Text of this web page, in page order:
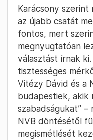
Karácsony szerint
az újabb csatát
fontos, mert
megnyugtatóan
választást írnak
tisztességes
Vitézy Dávid és a
budapestiek, akik
szabadságukat”
NVB döntésétől
megismétlését